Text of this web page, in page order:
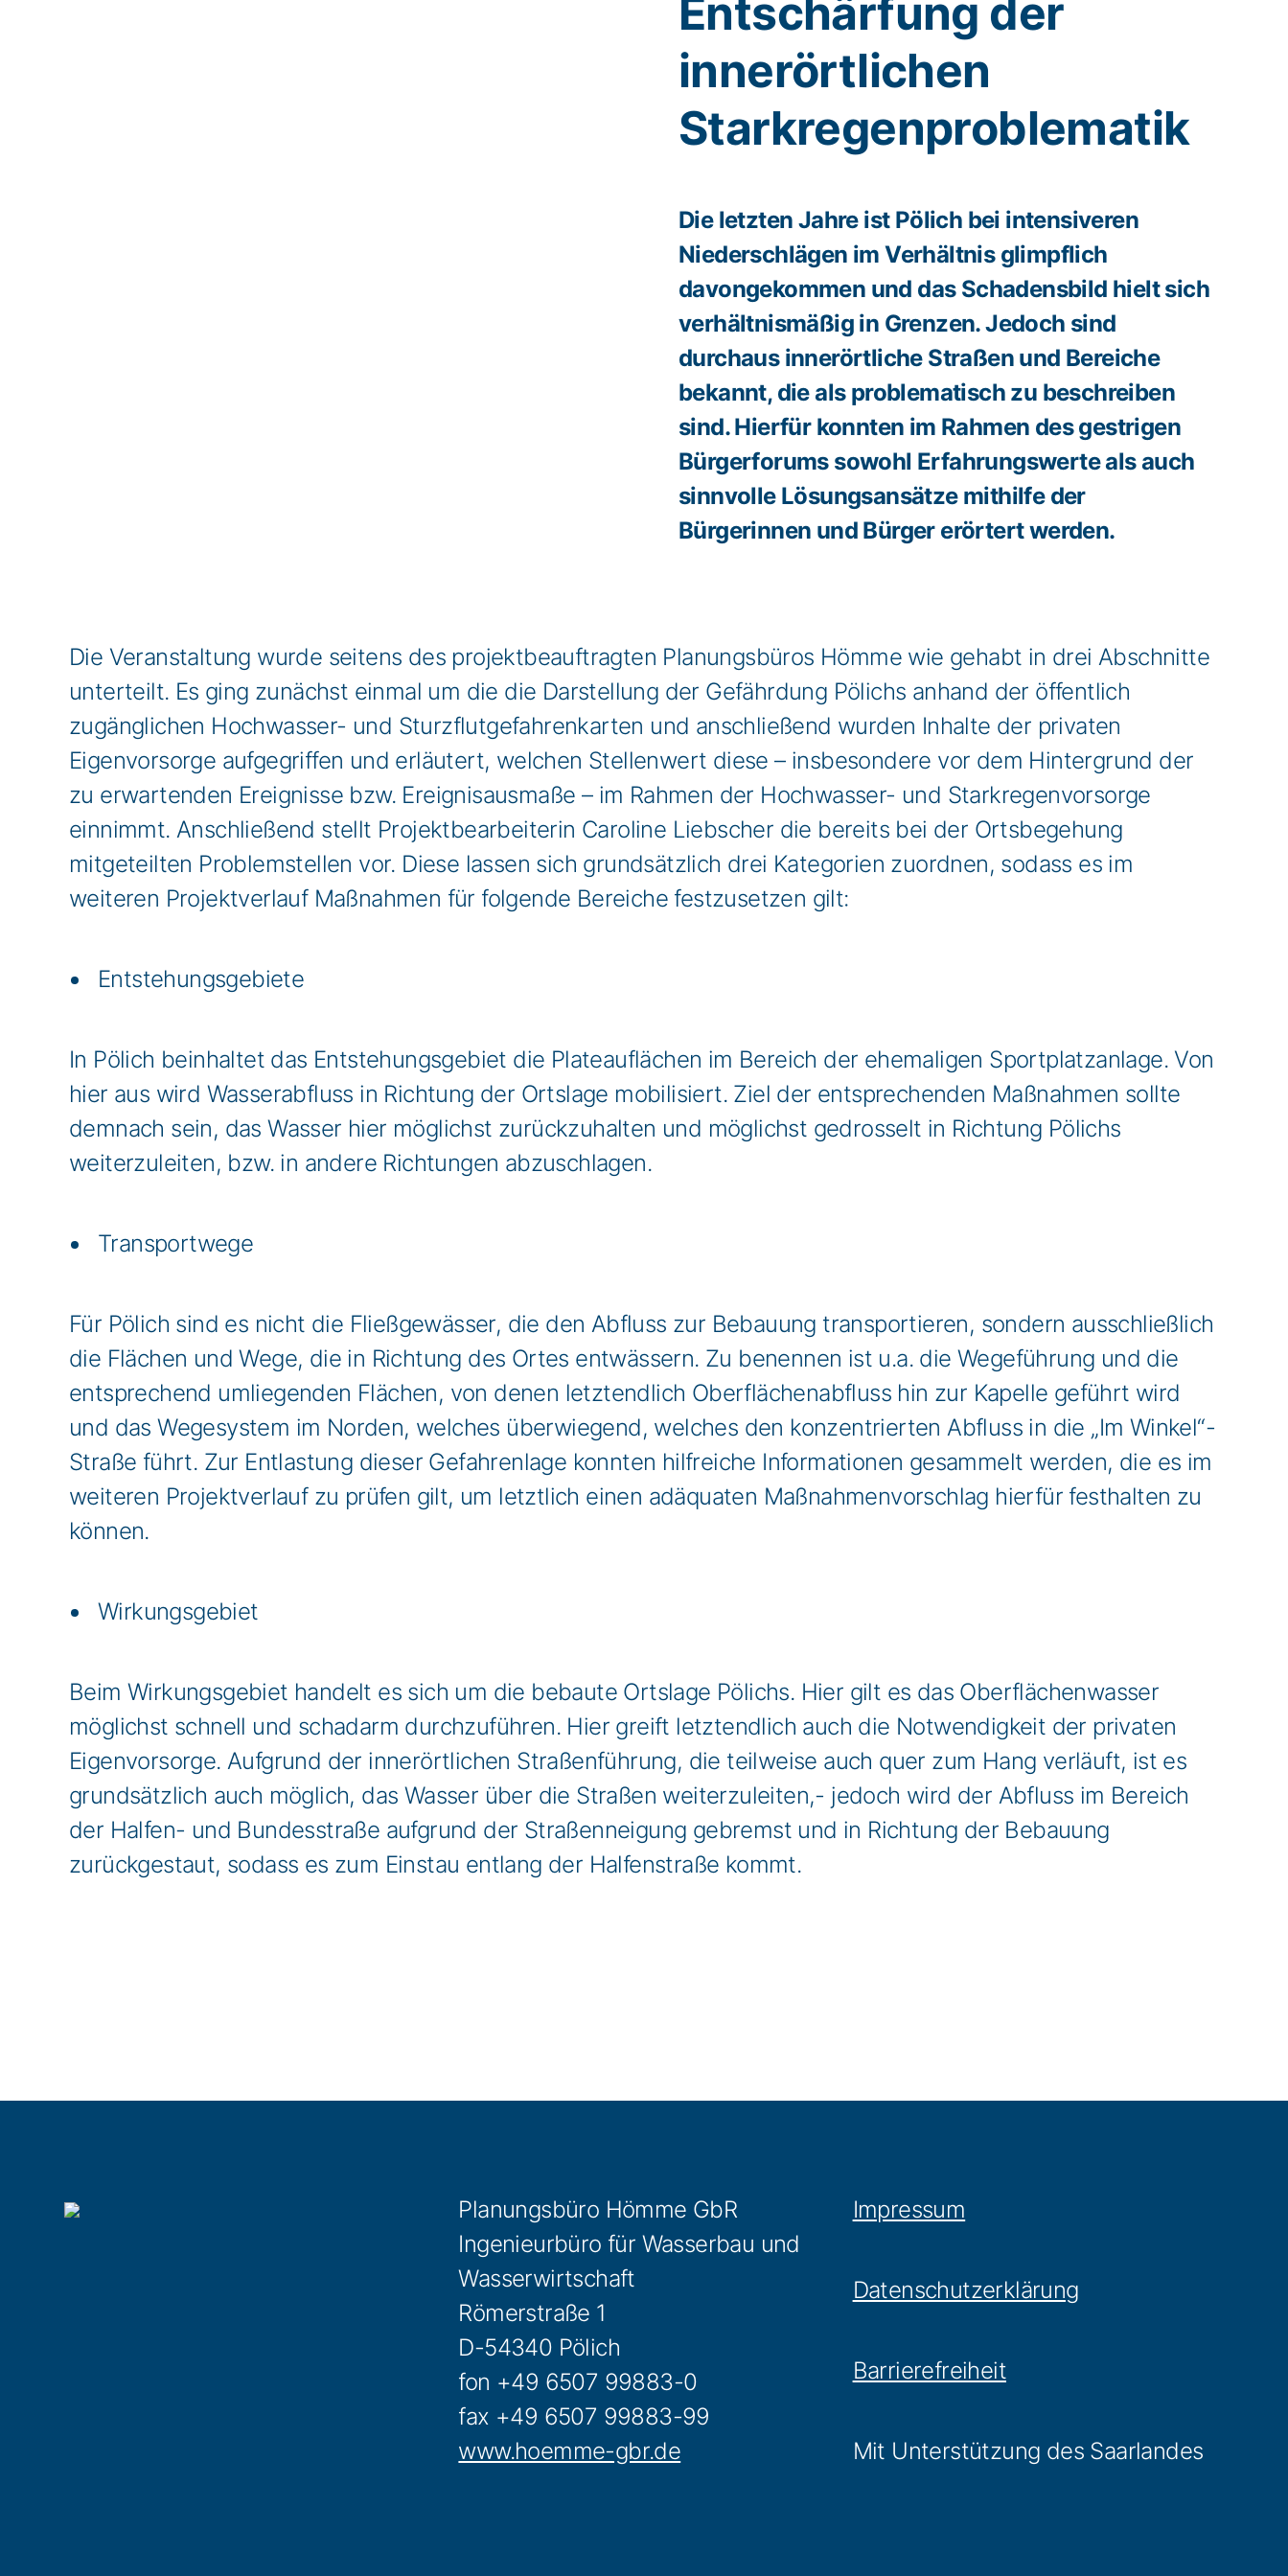
Entschärfung der
innerörtlichen
Starkregenproblematik
Die letzten Jahre ist Pölich bei intensiveren
Niederschlägen im Verhältnis glimpflich
davongekommen und das Schadensbild hielt sich
verhältnismäßig in Grenzen. Jedoch sind
durchaus innerörtliche Straßen und Bereiche
bekannt, die als problematisch zu beschreiben
sind. Hierfür konnten im Rahmen des gestrigen
Bürgerforums sowohl Erfahrungswerte als auch
sinnvolle Lösungsansätze mithilfe der
Bürgerinnen und Bürger erörtert werden.
Die Veranstaltung wurde seitens des projektbeauftragten Planungsbüros Hömme wie gehabt in drei Abschnitte
unterteilt. Es ging zunächst einmal um die die Darstellung der Gefährdung Pölichs anhand der öffentlich
zugänglichen Hochwasser- und Sturzflutgefahrenkarten und anschließend wurden Inhalte der privaten
Eigenvorsorge aufgegriffen und erläutert, welchen Stellenwert diese – insbesondere vor dem Hintergrund der
zu erwartenden Ereignisse bzw. Ereignisausmaße – im Rahmen der Hochwasser- und Starkregenvorsorge
einnimmt. Anschließend stellt Projektbearbeiterin Caroline Liebscher die bereits bei der Ortsbegehung
mitgeteilten Problemstellen vor. Diese lassen sich grundsätzlich drei Kategorien zuordnen, sodass es im
weiteren Projektverlauf Maßnahmen für folgende Bereiche festzusetzen gilt:
Entstehungsgebiete
In Pölich beinhaltet das Entstehungsgebiet die Plateauflächen im Bereich der ehemaligen Sportplatzanlage. Von
hier aus wird Wasserabfluss in Richtung der Ortslage mobilisiert. Ziel der entsprechenden Maßnahmen sollte
demnach sein, das Wasser hier möglichst zurückzuhalten und möglichst gedrosselt in Richtung Pölichs
weiterzuleiten, bzw. in andere Richtungen abzuschlagen.
Transportwege
Für Pölich sind es nicht die Fließgewässer, die den Abfluss zur Bebauung transportieren, sondern ausschließlich
die Flächen und Wege, die in Richtung des Ortes entwässern. Zu benennen ist u.a. die Wegeführung und die
entsprechend umliegenden Flächen, von denen letztendlich Oberflächenabfluss hin zur Kapelle geführt wird
und das Wegesystem im Norden, welches überwiegend, welches den konzentrierten Abfluss in die „Im Winkel“-
Straße führt. Zur Entlastung dieser Gefahrenlage konnten hilfreiche Informationen gesammelt werden, die es im
weiteren Projektverlauf zu prüfen gilt, um letztlich einen adäquaten Maßnahmenvorschlag hierfür festhalten zu
können.
Wirkungsgebiet
Beim Wirkungsgebiet handelt es sich um die bebaute Ortslage Pölichs. Hier gilt es das Oberflächenwasser
möglichst schnell und schadarm durchzuführen. Hier greift letztendlich auch die Notwendigkeit der privaten
Eigenvorsorge. Aufgrund der innerörtlichen Straßenführung, die teilweise auch quer zum Hang verläuft, ist es
grundsätzlich auch möglich, das Wasser über die Straßen weiterzuleiten,- jedoch wird der Abfluss im Bereich
der Halfen- und Bundesstraße aufgrund der Straßenneigung gebremst und in Richtung der Bebauung
zurückgestaut, sodass es zum Einstau entlang der Halfenstraße kommt.
Planungsbüro Hömme GbR
Ingenieurbüro für Wasserbau und
Wasserwirtschaft
Römerstraße 1
D-54340 Pölich
fon +49 6507 99883-0
fax +49 6507 99883-99
www.hoemme-gbr.de
Impressum
Datenschutzerklärung
Barrierefreiheit
Mit Unterstützung des Saarlandes